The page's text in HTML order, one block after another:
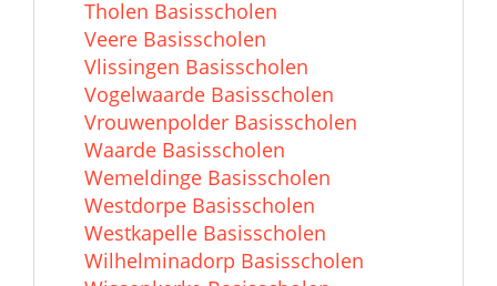
Tholen Basisscholen
Veere Basisscholen
Vlissingen Basisscholen
Vogelwaarde Basisscholen
Vrouwenpolder Basisscholen
Waarde Basisscholen
Wemeldinge Basisscholen
Westdorpe Basisscholen
Westkapelle Basisscholen
Wilhelminadorp Basisscholen